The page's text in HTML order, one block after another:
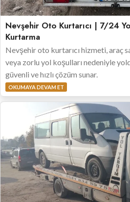
Nevşehir Oto Kurtarıcı | 7/24
Kurtarma
Nevşehir oto kurtarıcı hizmeti, araç
veya zorlu yol koşulları nedeniyle
güvenli ve hızlı çözüm sunar.
OKUMAYA DEVAM ET